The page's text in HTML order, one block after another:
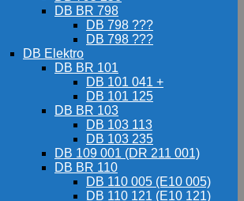
DB BR 798
DB 798 ???
DB 798 ???
DB Elektro
DB BR 101
DB 101 041 +
DB 101 125
DB BR 103
DB 103 113
DB 103 235
DB 109 001 (DR 211 001)
DB BR 110
DB 110 005 (E10 005)
DB 110 121 (E10 121)